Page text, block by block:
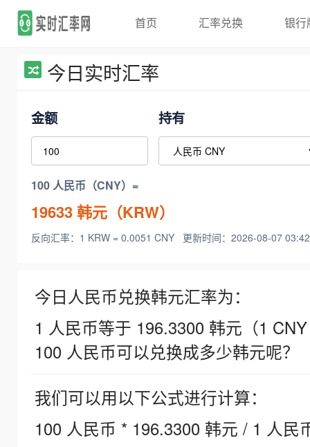
首页 汇率兑换 银行
今日实时汇率
金额 持有
100 人民币（CNY）=
19633韩元（KRW）
反向汇率：1 KRW = 0.0051 CNY 更新时间：2026-08-07
今日人民币兑换韩元汇率为：
1 人民币等于 196.3300 韩元（1
100 人民币可以兑换成多少韩元呢？
我们可以用以下公式进行计算：
100 人民币 * 196.3300 韩元 / 1 人民